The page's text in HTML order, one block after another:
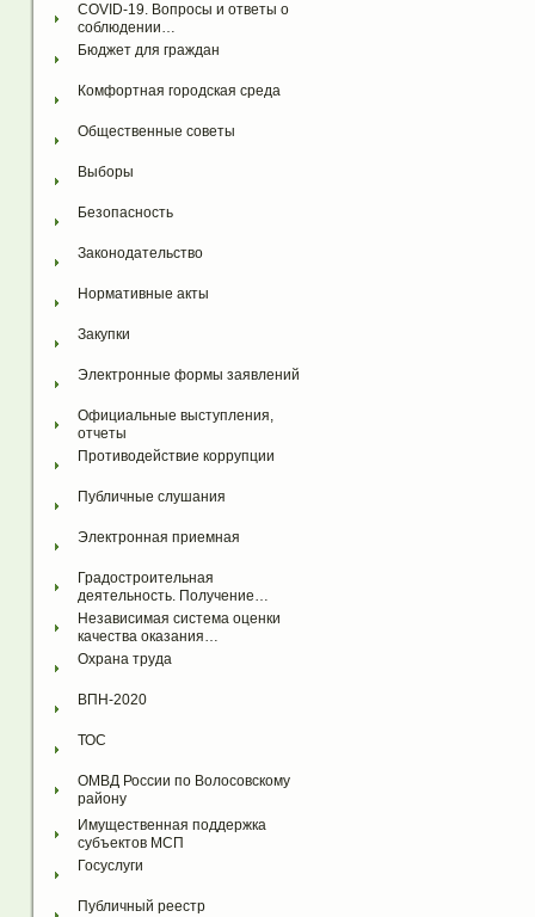
COVID-19. Вопросы и ответы о
соблюдении…
Бюджет для граждан
Комфортная городская среда
Общественные советы
Выборы
Безопасность
Законодательство
Нормативные акты
Закупки
Электронные формы заявлений
Официальные выступления,
отчеты
Противодействие коррупции
Публичные слушания
Электронная приемная
Градостроительная
деятельность. Получение…
Независимая система оценки
качества оказания…
Охрана труда
ВПН-2020
ТОС
ОМВД России по Волосовскому
району
Имущественная поддержка
субъектов МСП
Госуслуги
Публичный реестр